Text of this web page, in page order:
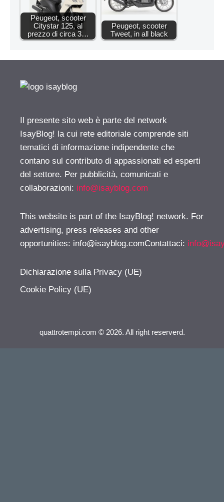
Peugeot, scooter
Citystar 125, al
prezzo di circa 3…
Peugeot, scooter
Tweet, in all black
Il presente sito web è parte del network
IsayBlog! la cui rete editoriale comprende siti
tematici di informazione indipendente che
contano sul contributo di appassionati ed esperti
del settore. Per pubblicità, comunicati e
collaborazioni: info@isayblog.com
This website is part of the IsayBlog! network. For
advertising, press releases and other
opportunities: info@isayblog.comContattaci:
Dichiarazione sulla Privacy (UE)
Cookie Policy (UE)
quattrotempi.com © 2026. All right reserverd.